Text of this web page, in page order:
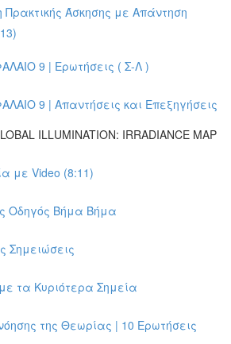
Πρακτικής Άσκησης με Απάντηση
9 | Ερωτήσεις ( Σ-Λ )
9 | Απαντήσεις και Επεξηγήσεις
ILLUMINATION: IRRADIANCE MAP
με Video (8:11)
Οδηγός Βήμα Βήμα
Σημειώσεις
τα Κυριότερα Σημεία
της Θεωρίας | 10 Ερωτήσεις